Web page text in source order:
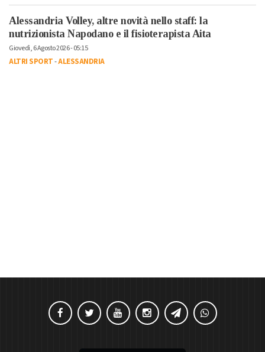
Alessandria Volley, altre novità nello staff: la
nutrizionista Napodano e il fisioterapista Aita
Giovedì, 6 Agosto 2026 - 05:15
ALTRI SPORT-ALESSANDRIA